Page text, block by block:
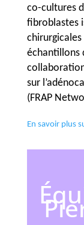
co-cultures
fibroblastes
échantillons
sur
(FRAP
En savoir plus